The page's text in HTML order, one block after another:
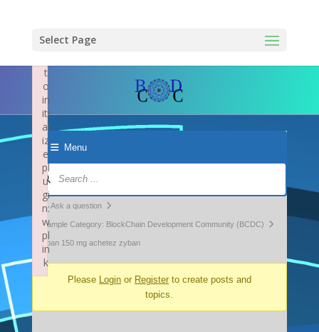
Select Page
Menu
Forum
Navigation
Forum
breadcrumbs
You
are
Ask a question
Example Category: BlockChain Development Community (BCDC)
zyban 150 mg achetez zyban
Please Loginor Registerto create posts and
topics.
le
t
o
in
iti
al
iz
e
pl
u
gi
n:
w
pl
in
k
Failed to initialize plugin: wplink